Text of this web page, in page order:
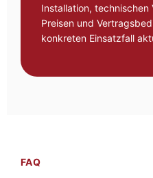
Installation, technischen
Preisen und
konkreten Einsatzfall
FAQ